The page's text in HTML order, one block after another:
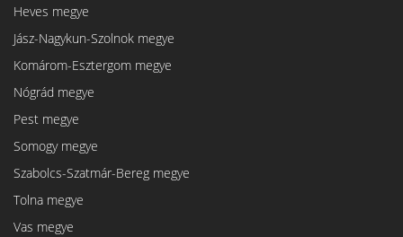
Heves megye
Jász-Nagykun-Szolnok megye
Komárom-Esztergom megye
Nógrád megye
Pest megye
Somogy megye
Szabolcs-Szatmár-Bereg megye
Tolna megye
Vas megye